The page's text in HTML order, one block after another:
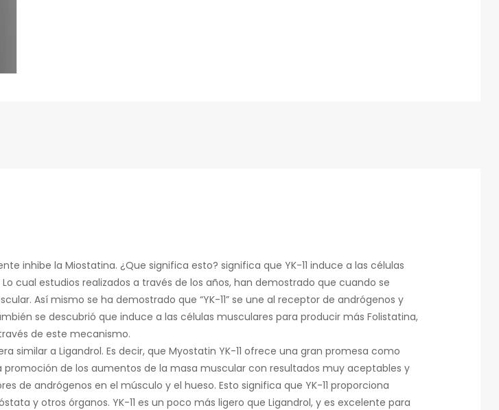
inhibe la Miostatina. ¿Que significa esto? significa que YK-11 induce a las células
cual estudios realizados a través de los años, han demostrado que cuando se
Así mismo se ha demostrado que “YK-11” se une al receptor de andrógenos y
se descubrió que induce a las células musculares para producir más Folistatina,
de este mecanismo.
similar a Ligandrol. Es decir, que Myostatin YK-11 ofrece una gran promesa como
de los aumentos de la masa muscular con resultados muy aceptables y
de andrógenos en el músculo y el hueso. Esto significa que YK-11 proporciona
y otros órganos. YK-11 es un poco más ligero que Ligandrol, y es excelente para